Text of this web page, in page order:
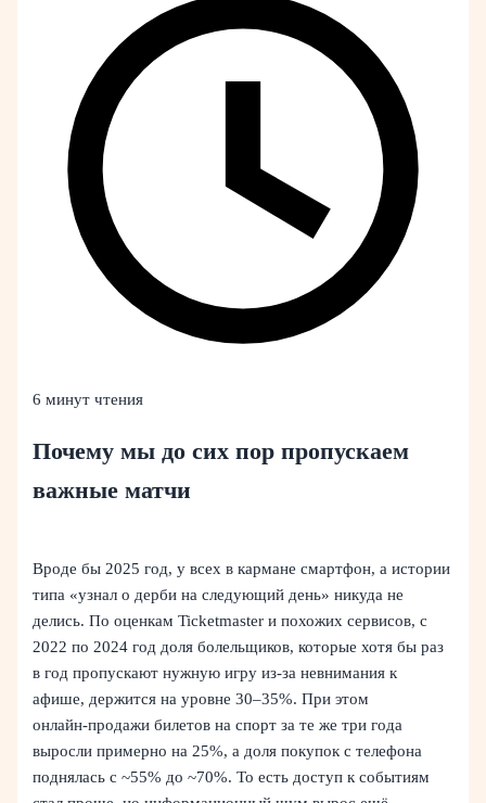
6 минут чтения
Почему мы до сих пор пропускаем
важные матчи
Вроде бы 2025 год, у всех в кармане смартфон, а истории
типа «узнал о дерби на следующий день» никуда не
делись. По оценкам Ticketmaster и похожих сервисов, с
2022 по 2024 год доля болельщиков, которые хотя бы раз
в год пропускают нужную игру из‑за невнимания к
афише, держится на уровне 30–35%. При этом
онлайн‑продажи билетов на спорт за те же три года
выросли примерно на 25%, а доля покупок с телефона
поднялась с ~55% до ~70%. То есть доступ к событиям